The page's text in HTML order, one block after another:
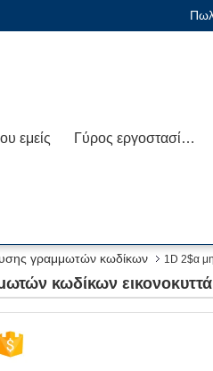
εμείς Γύρος εργοστασίων
γραμμωτών κωδίκων
1D 2$α
κωδίκων